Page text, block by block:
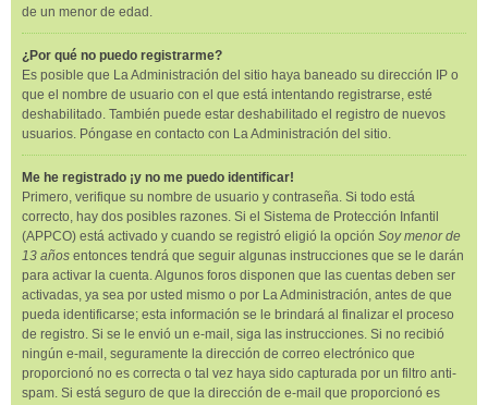
de un menor de edad.
¿Por qué no puedo registrarme?
Es posible que La Administración del sitio haya baneado su dirección IP o
que el nombre de usuario con el que está intentando registrarse, esté
deshabilitado. También puede estar deshabilitado el registro de nuevos
usuarios. Póngase en contacto con La Administración del sitio.
Me he registrado ¡y no me puedo identificar!
Primero, verifique su nombre de usuario y contraseña. Si todo está
correcto, hay dos posibles razones. Si el Sistema de Protección Infantil
(APPCO) está activado y cuando se registró eligió la opción Soy menor de
13 años entonces tendrá que seguir algunas instrucciones que se le darán
para activar la cuenta. Algunos foros disponen que las cuentas deben ser
activadas, ya sea por usted mismo o por La Administración, antes de que
pueda identificarse; esta información se le brindará al finalizar el proceso
de registro. Si se le envió un e-mail, siga las instrucciones. Si no recibió
ningún e-mail, seguramente la dirección de correo electrónico que
proporcionó no es correcta o tal vez haya sido capturada por un filtro anti-
spam. Si está seguro de que la dirección de e-mail que proporcionó es